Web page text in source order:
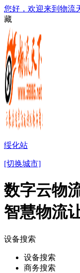
您好，欢迎来到物流
藏
绥化站
[切换城市]
数字云物
智慧物流
设备搜索
设备搜索
商务搜索